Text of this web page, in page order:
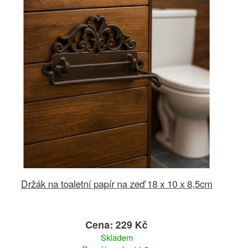
Držák na toaletní papír na zeď 18 x 10 x 8,5cm
Cena: 229 Kč
Skladem